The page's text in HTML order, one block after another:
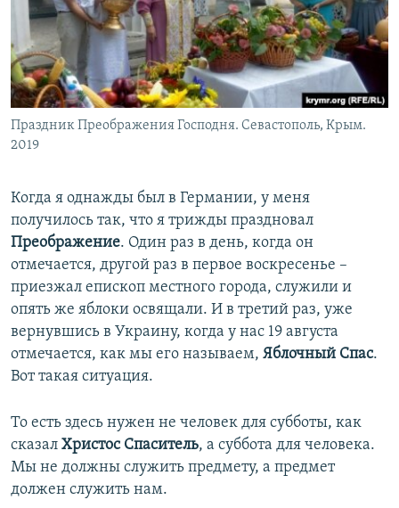
Праздник Преображения Господня. Севастополь, Крым.
2019
Когда я однажды был в Германии, у меня
получилось так, что я трижды праздновал
Преображение. Один раз в день, когда он
отмечается, другой раз в первое воскресенье –
приезжал епископ местного города, служили и
опять же яблоки освящали. И в третий раз, уже
вернувшись в Украину, когда у нас 19 августа
отмечается, как мы его называем, Яблочный Спас.
Вот такая ситуация.
То есть здесь нужен не человек для субботы, как
сказал Христос Спаситель, а суббота для человека.
Мы не должны служить предмету, а предмет
должен служить нам.